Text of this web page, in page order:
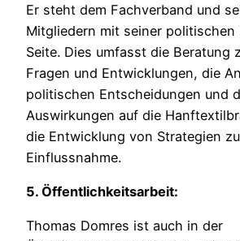
Er steht dem Fachverband und
Mitgliedern mit seiner politischen
Seite. Dies umfasst die Beratung
Fragen und Entwicklungen, die
politischen Entscheidungen und
Auswirkungen auf die
die Entwicklung von Strategien
Einflussnahme.
5. Öffentlichkeitsarbeit:
Thomas Domres ist auch in der